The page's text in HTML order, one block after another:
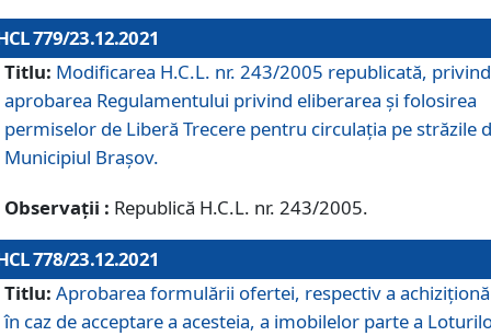
779/23.12.2021
Titlu: Modificarea H.C.L. nr. 243/2005 republicată, privind
aprobarea Regulamentului privind eliberarea şi folosirea
permiselor de Liberă Trecere pentru circulația pe străzile
Municipiul Braşov.
Observații : Republică H.C.L. nr. 243/2005.
778/23.12.2021
Titlu: Aprobarea formulării ofertei, respectiv a
în caz de acceptare a acesteia, a imobilelor parte a